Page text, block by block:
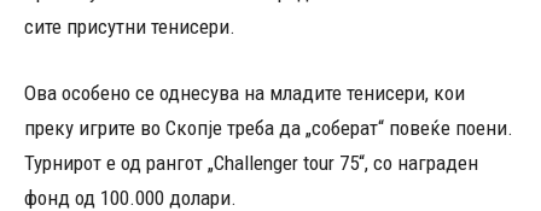
сите присутни тенисери.
Ова особено се однесува на младите тенисери, кои
преку игрите во Скопје треба да „соберат“ повеќе поени.
Турнирот е од рангот „Challenger tour 75“, со награден
фонд од 100.000 долари.